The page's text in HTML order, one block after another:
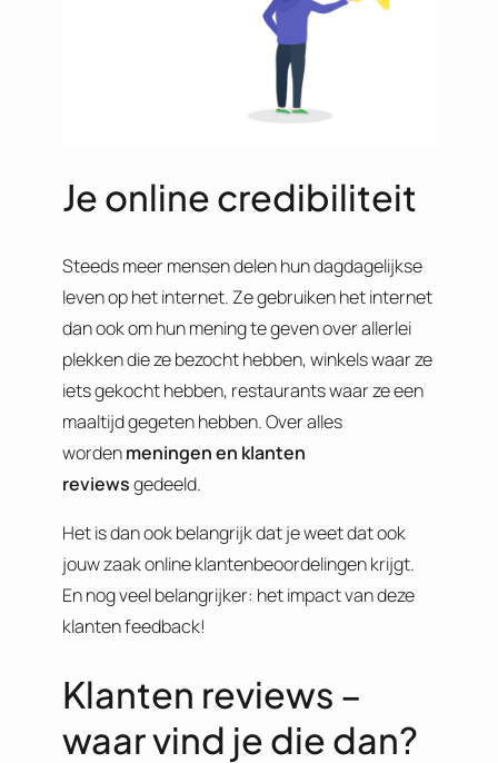
Je online credibiliteit
Steeds meer mensen delen hun dagdagelijkse
leven op het internet. Ze gebruiken het internet
dan ook om hun mening te geven over allerlei
plekken die ze bezocht hebben, winkels waar ze
iets gekocht hebben, restaurants waar ze een
maaltijd gegeten hebben. Over alles
wordenmeningen en klanten
reviewsgedeeld.
Het is dan ook belangrijk dat je weet dat ook
jouw zaak online klantenbeoordelingen krijgt.
En nog veel belangrijker: het impact van deze
klanten feedback!
Klanten reviews –
waar vind je die dan?